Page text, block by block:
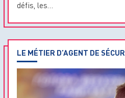
défis, les…
LE MÉTIER D’AGENT DE